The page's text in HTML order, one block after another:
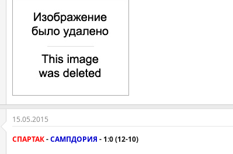
15.05.2015
СПАРТАК-САМПДОРИЯ - 1:0 (12-10)